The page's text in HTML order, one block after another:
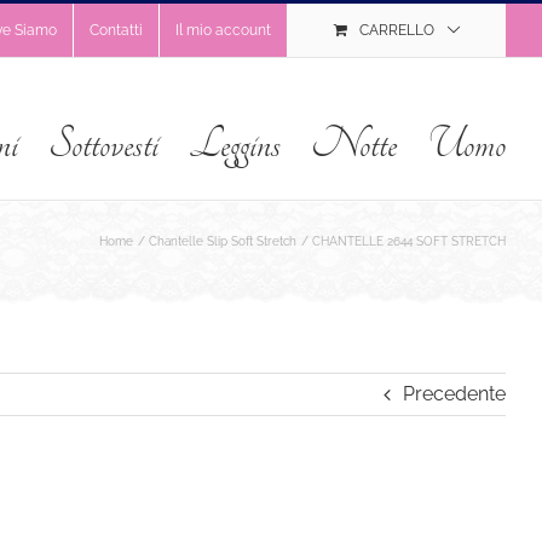
Siamo Contatti Il mio account CARRELLO
Sottovesti Leggins Notte Uomo
Home Chantelle Slip Soft Stretch CHANTELLE 2644 SOFT STRETCH
Precedente